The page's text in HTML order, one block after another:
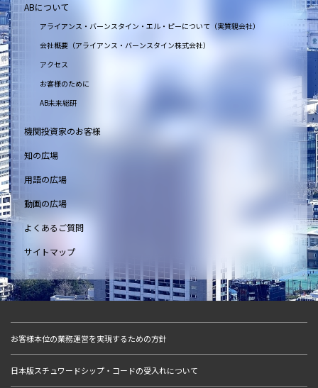
ABについて
アライアンス・バーンスタイン・エル・ピーについて（実質親会社）
会社概要（アライアンス・バーンスタイン株式会社）
アクセス
お客様のために
AB未来総研
機関投資家のお客様
知の広場
用語の広場
動画の広場
よくあるご質問
サイトマップ
お客様本位の業務運営を実現するための方針
日本版スチュワードシップ・コードの受入れについて